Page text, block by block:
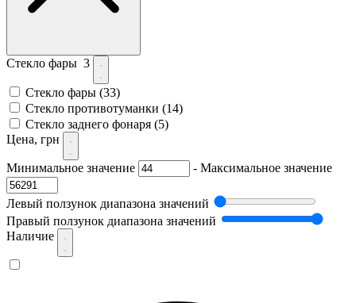
Стекло фары 3
Стекло фары (33)
Стекло противотуманки (14)
Стекло заднего фонаря (5)
Цена, грн
Минимальное значение - Максимальное значение
Левый ползунок диапазона значений
Правый ползунок диапазона значений
Наличие